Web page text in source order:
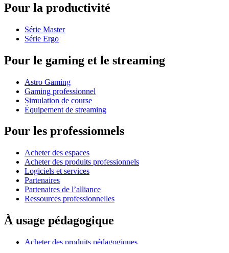
Pour la productivité
Série Master
Série Ergo
Pour le gaming et le streaming
Astro Gaming
Gaming professionnel
Simulation de course
Équipement de streaming
Pour les professionnels
Acheter des espaces
Acheter des produits professionnels
Logiciels et services
Partenaires
Partenaires de l’alliance
Ressources professionnelles
À usage pédagogique
Acheter des produits pédagogiques